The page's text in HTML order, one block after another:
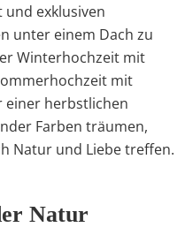
exklusiven
unter einem Dach zu
Winterhochzeit mit
mit
einer herbstlichen
Farben träumen,
Natur und Liebe treffen.
Natur